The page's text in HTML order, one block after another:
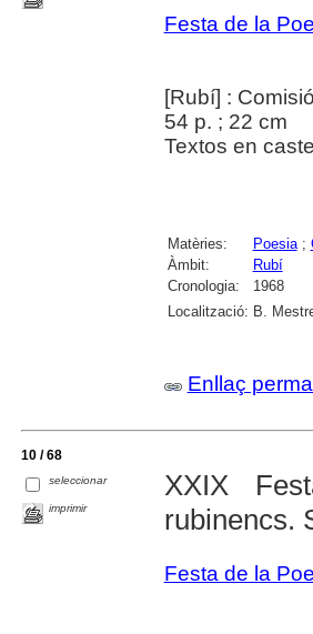
Festa de la
[Rubí] :
54 p. ; 22 cm
Textos en
Matèries: Poesia;
Àmbit:
Rubí
Cronologia:
1968
Localització: B.
Enllaç
10 / 68
seleccionar
imprimir
XXIX
rubinencs.
Festa de la